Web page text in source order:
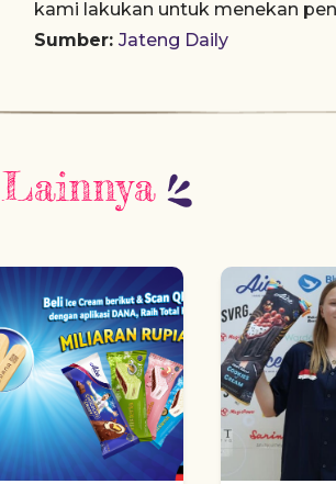
kami lakukan untuk menekan
Sumber: Jateng Daily
Lainnya